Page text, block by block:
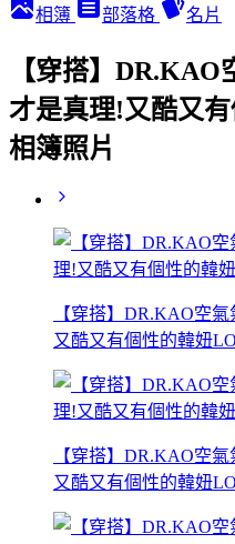
相簿 部落格 名片
【穿搭】
才是真理!又酷又
相簿照片
【穿搭】DR.KAO空
又酷又有個性的韓妞
【穿搭】DR.KAO空
又酷又有個性的韓妞